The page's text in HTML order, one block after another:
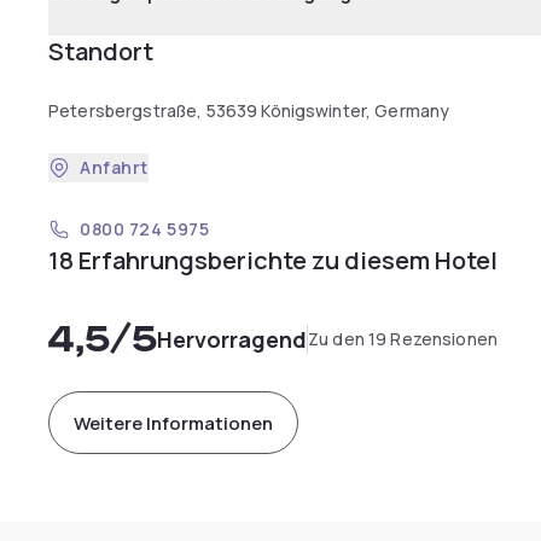
Standort
Petersbergstraße, 53639 Königswinter, Germany
Anfahrt
0800 724 5975
18 Erfahrungsberichte zu diesem Hotel
4,5/5HervorragendZu den 19 Rezensionen
Weitere Informationen